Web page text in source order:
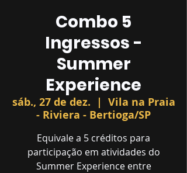
Combo 5
Ingressos -
Summer
Experience
sáb., 27 de dez.
  |
Vila na Praia
- Riviera - Bertioga/SP
Equivale a 5 créditos para
participação em atividades do
Summer Experience entre